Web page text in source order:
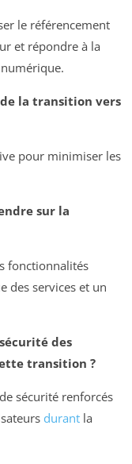
le référencement
et répondre à la
la transition vers
pour minimiser les
sur la
fonctionnalités
des services et un
des
transition ?
sécurité renforcés
durant la